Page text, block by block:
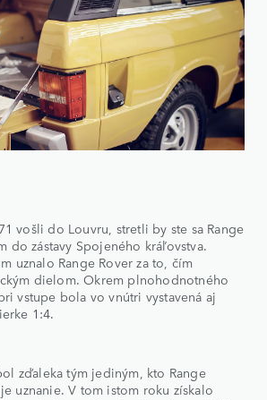
vošli do Louvru, stretli by ste sa Range
do zástavy Spojeného kráľovstva.
uznalo Range Rover za to, čím
dielom. Okrem plnohodnotného
vstupe bola vo vnútri vystavená aj
1:4.
zďaleka tým jediným, kto Range
uznanie. V tom istom roku získalo